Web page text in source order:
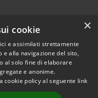
Copyright © 2026 • Comune di
Collevecchio • Powered by
×
cookie
e assimilati strettamente
alla navigazione del sito,
al solo fine di elaborare
e anonime.
cookie policy al seguente link